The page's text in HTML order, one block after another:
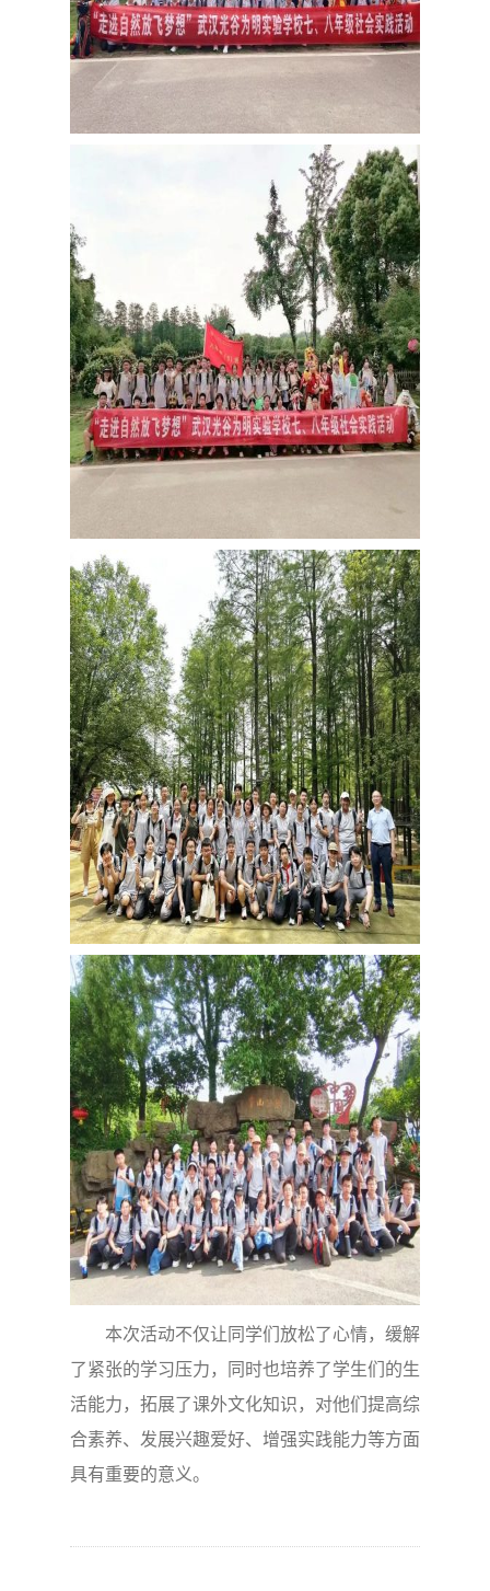
本次活动不仅让同学们放松了心情，缓解
了紧张的学习压力，同时也培养了学生们的生
活能力，拓展了课外文化知识，对他们提高综
合素养、发展兴趣爱好、增强实践能力等方面
具有重要的意义。